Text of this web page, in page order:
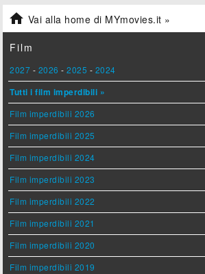
 Vai alla home di MYmovies.it »
Film
2027 - 2026 -2025 - 2024
Tutti i film imperdibili »
Film imperdibili 2026
Film imperdibili 2025
Film imperdibili 2024
Film imperdibili 2023
Film imperdibili 2022
Film imperdibili 2021
Film imperdibili 2020
Film imperdibili 2019